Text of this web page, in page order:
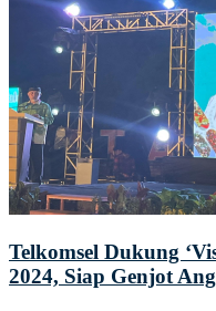
Telkomsel Dukung
2024, Siap Genjot